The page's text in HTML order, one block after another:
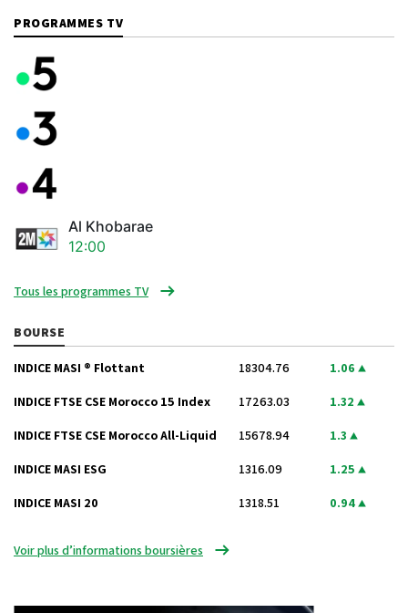
PROGRAMMES TV
Al Khobarae
12:00
Tous les programmes TV
BOURSE
INDICE MASI ® Flottant 18304.76 1.06
INDICE FTSE CSE Morocco 15 Index 17263.03 1.32
INDICE FTSE CSE Morocco All-Liquid 15678.94 1.3
INDICE MASI ESG 1316.09 1.25
INDICE MASI 20 1318.51 0.94
Voir plus d’informations boursières